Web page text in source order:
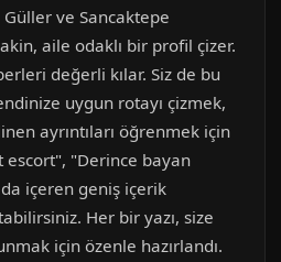
ve Sancaktepe
aile odaklı bir profil çizer.
değerli kılar. Siz de bu
uygun rotayı çizmek,
ayrıntıları öğrenmek için
escort", "Derince bayan
da içeren geniş içerik
Her bir yazı, size
için özenle hazırlandı.